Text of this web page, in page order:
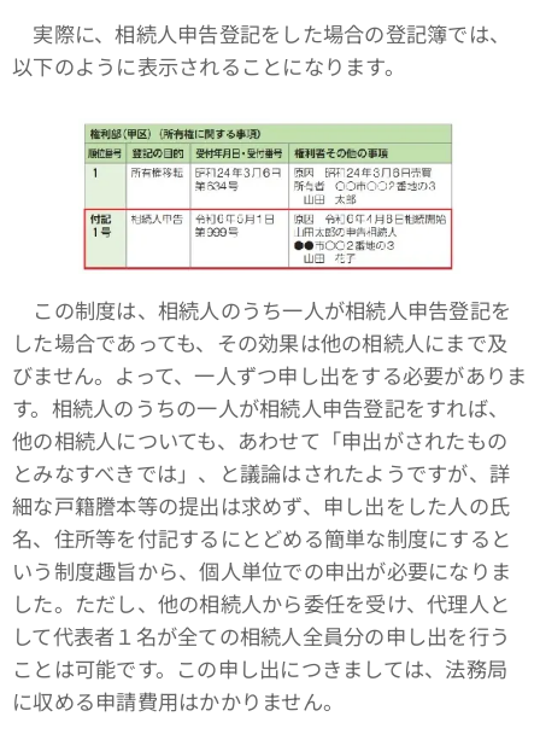
実際に、相続人申告登記をした場合の登記簿では、
以下のように表示されることになります。
この制度は、相続人のうち一人が相続人申告登記を
した場合であっても、その効果は他の相続人にまで及
びません。よって、一人ずつ申し出をする必要がありま
す。相続人のうちの一人が相続人申告登記をすれば、
他の相続人についても、あわせて「申出がされたもの
とみなすべきでは」、と議論はされたようですが、詳
細な戸籍謄本等の提出は求めず、申し出をした人の氏
名、住所等を付記するにとどめる簡単な制度にすると
いう制度趣旨から、個人単位での申出が必要になりま
した。ただし、他の相続人から委任を受け、代理人と
して代表者１名が全ての相続人全員分の申し出を行う
ことは可能です。この申し出につきましては、法務局
に収める申請費用はかかりません。